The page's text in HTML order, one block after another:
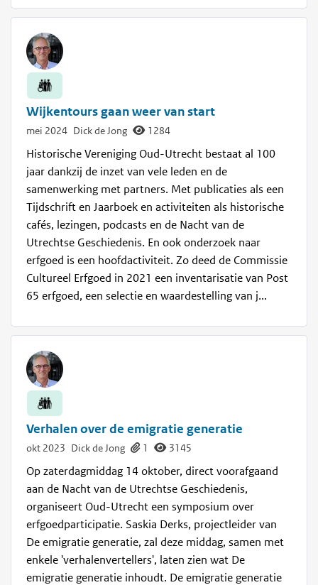
Wijkentours gaan weer van start
mei 2024 Dick de Jong 1284
Historische Vereniging Oud-Utrecht bestaat al 100
jaar dankzij de inzet van vele leden en de
samenwerking met partners. Met publicaties als een
Tijdschrift en Jaarboek en activiteiten als historische
cafés, lezingen, podcasts en de Nacht van de
Utrechtse Geschiedenis. En ook onderzoek naar
erfgoed is een hoofdactiviteit. Zo deed de Commissie
Cultureel Erfgoed in 2021 een inventarisatie van Post
65 erfgoed, een selectie en waardestelling van j...
Verhalen over de emigratie generatie
okt 2023 Dick de Jong 1 3145
Op zaterdagmiddag 14 oktober, direct voorafgaand
aan de Nacht van de Utrechtse Geschiedenis,
organiseert Oud-Utrecht een symposium over
erfgoedparticipatie. Saskia Derks, projectleider van
De emigratie generatie, zal deze middag, samen met
enkele 'verhalenvertellers', laten zien wat De
emigratie generatie inhoudt. De emigratie generatie